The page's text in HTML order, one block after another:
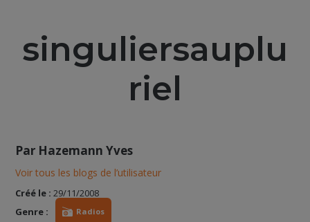
singuliersauplu
riel
Par Hazemann Yves
Voir tous les blogs de l’utilisateur
Créé le :29/11/2008
Genre :
Radios